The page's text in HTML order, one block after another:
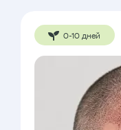
0-10 дней